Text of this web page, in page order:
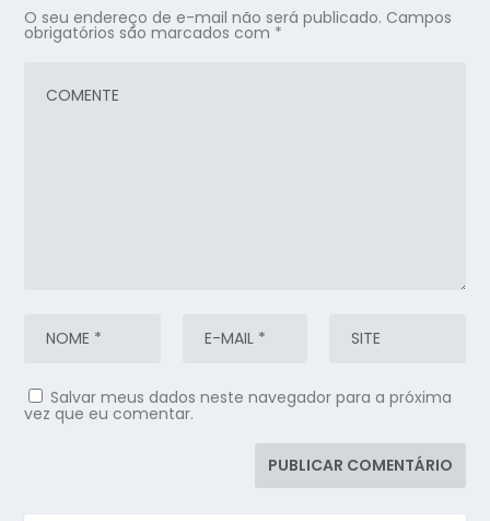
O seu endereço de e-mail não será publicado. Campos
obrigatórios são marcados com *
Salvar meus dados neste navegador para a próxima
vez que eu comentar.